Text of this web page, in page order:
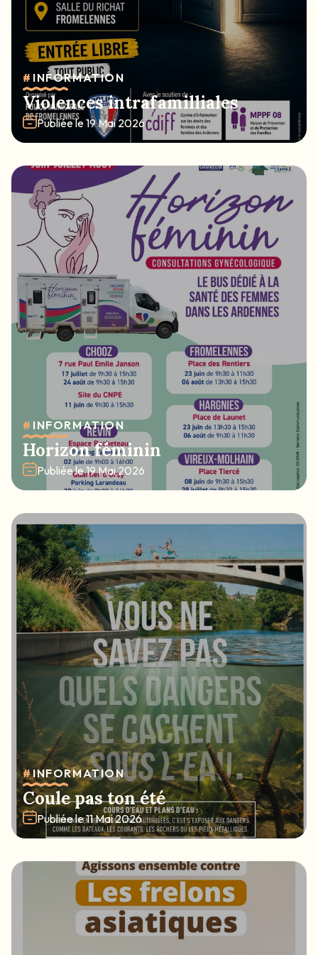
# INFORMATION
Violences intrafamilliales
Publiée le19 Mai 2026
# INFORMATION
Horizon féminin
Publiée le19 Mai 2026
#INFORMATION
Coule pas ton été
Publiée le11 Mai 2026